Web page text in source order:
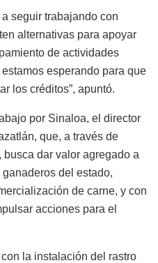
seguir trabajando con
alternativas para apoyar
de actividades
esperando para que
los créditos”, apuntó.
por Sinaloa, el director
que, a través de
dar valor agregado a
del estado,
de carne, y con
acciones para el
la instalación del rastro